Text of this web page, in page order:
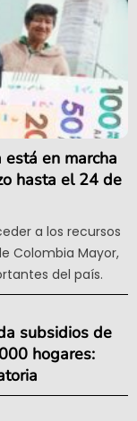
en marcha
hasta el 24 de
a los recursos
Colombia Mayor,
del país.
subsidios de
hogares: